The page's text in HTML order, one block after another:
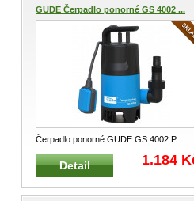
GUDE Čerpadlo ponorné GS 4002 ...
Čerpadlo ponorné GUDE GS 4002 P
Ponorné a drenážní čerpadlo na vodu
Detail 1.184